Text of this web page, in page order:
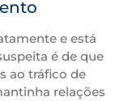
e está
é de que
ao tráfico de
relações